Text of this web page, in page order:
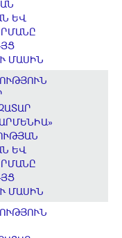
ԵՎ
ՄԱՍԻՆ
ԵՎ
ՄԱՍԻՆ